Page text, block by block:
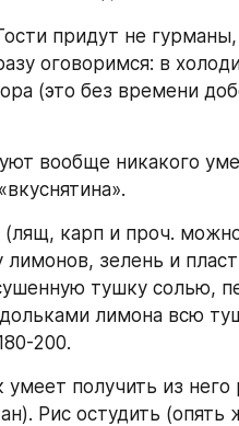
придут не
оговоримся: в
(это без времени
вообще никакого
карп и проч.
зелень и
тушку солью,
лимона всю
200.
получить из
Рис остудить